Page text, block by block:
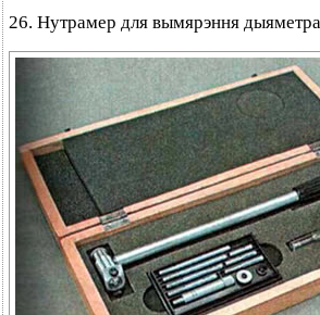
26. Нутрамер для вымярэння